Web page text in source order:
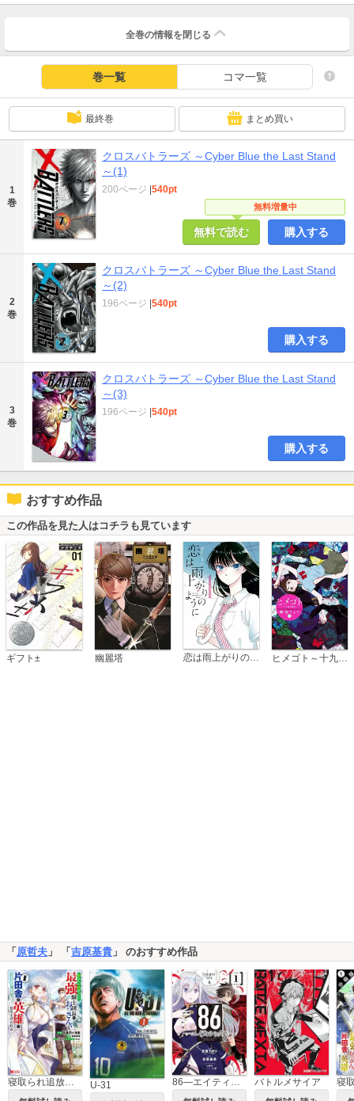
全巻の情報を 閉じる
巻一覧 コマ一覧
最終巻 まとめ買い
1
巻
クロスバトラーズ ～Cyber Blue the Last Stand
～(1)
無料増量中
200ページ |540pt
無料で読む 購入する
2
巻
クロスバトラーズ ～Cyber Blue the Last Stand
～(2)
196ページ |540pt
購入する
3
巻
クロスバトラーズ ～Cyber Blue the Last Stand
～(3)
196ページ |540pt
購入する
おすすめ作品
この作品を見た人はコチラも見ています
ギフト± 幽麗塔 恋は雨上がりのように
「原哲夫 」 「吉原基貴 」 のおすすめ作品
寝取られ追放された最強騎士団長のおっさん、片田舎で英雄に祭り上げられる(コミック) U-31 86―エイティシックス― バトルメサイア